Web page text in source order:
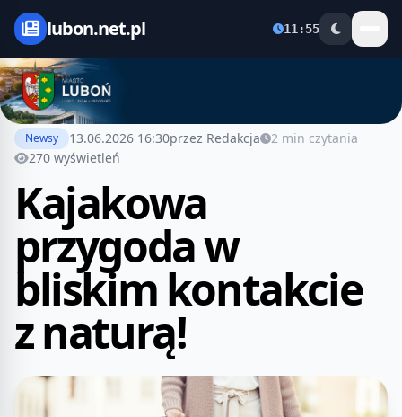
lubon.net.pl 11:55
Newsy 13.06.2026 16:30przez Redakcja
2 min czytania
270 wyświetleń
Kajakowa
przygoda w
bliskim kontakcie
z naturą!